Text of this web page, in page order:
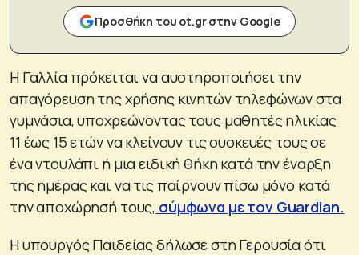
Προσθήκη του ot.gr στην Google
Η Γαλλία πρόκειται να αυστηροποιήσει την
απαγόρευση της χρήσης κινητών τηλεφώνων στα
γυμνάσια, υποχρεώνοντας τους μαθητές ηλικίας
11 έως 15 ετών να κλείνουν τις συσκευές τους σε
ένα ντουλάπι ή μια ειδική θήκη κατά την έναρξη
της ημέρας και να τις παίρνουν πίσω μόνο κατά
την αποχώρησή τους, σύμφωνα με τον Guardian.
Η υπουργός Παιδείας δήλωσε στη Γερουσία ότι